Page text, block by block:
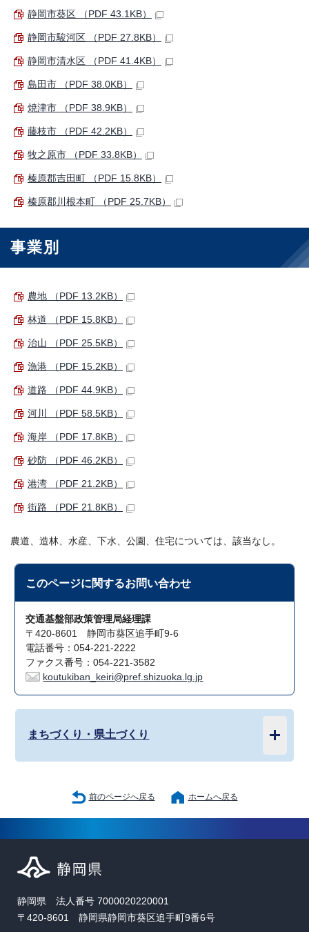
静岡市葵区 （PDF 43.1KB）
静岡市駿河区 （PDF 27.8KB）
静岡市清水区 （PDF 41.4KB）
島田市 （PDF 38.0KB）
焼津市 （PDF 38.9KB）
藤枝市 （PDF 42.2KB）
牧之原市 （PDF 33.8KB）
榛原郡吉田町 （PDF 15.8KB）
榛原郡川根本町 （PDF 25.7KB）
事業別
農地 （PDF 13.2KB）
林道 （PDF 15.8KB）
治山 （PDF 25.5KB）
漁港 （PDF 15.2KB）
道路 （PDF 44.9KB）
河川 （PDF 58.5KB）
海岸 （PDF 17.8KB）
砂防 （PDF 46.2KB）
港湾 （PDF 21.2KB）
街路 （PDF 21.8KB）
農道、造林、水産、下水、公園、住宅については、該当なし。
このページに関するお問い合わせ
交通基盤部政策管理局経理課
〒420-8601 静岡市葵区追手町9-6
電話番号：054-221-2222
ファクス番号：054-221-3582
koutukiban_keiri@pref.shizuoka.lg.jp
まちづくり・県土づくり
前のページへ戻る ホームへ戻る
静岡県 法人番号 7000020220001
〒420-8601 静岡県静岡市葵区追手町9番6号